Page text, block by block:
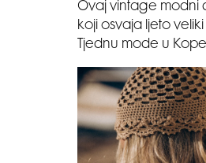
Ovaj vintage modni
koji osvaja ljeto
Tjednu mode u